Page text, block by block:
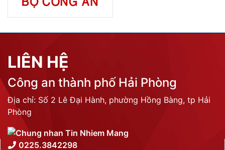
LIÊN HỆ
Công an thành phố Hải Phòng
Địa chỉ: Số 2 Lê Đại Hành, phường Hồng Bàng, tp Hải
Phòng
0225.3842298